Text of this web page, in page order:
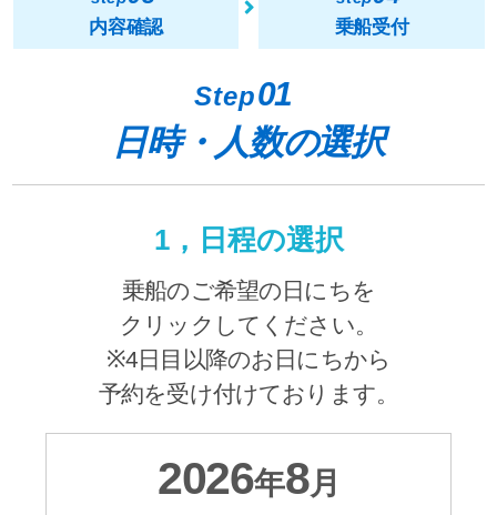
内容確認 乗船受付
Step01
日時・人数の選択
1，日程の選択
乗船のご希望の日にちを
クリックしてください。
※4日目以降のお日にちから
予約を受け付けております。
2026年8月